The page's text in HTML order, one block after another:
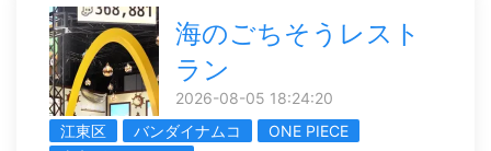
海のごちそうレスト
ラン
2026-08-05 18:24:20
江東区
バンダイナムコ
ONE PIECE